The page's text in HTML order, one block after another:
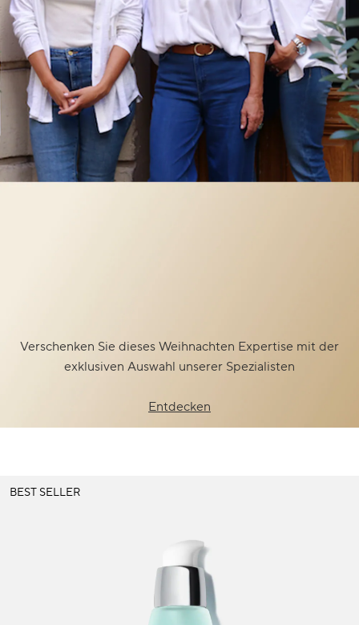
Verschenken Sie dieses Weihnachten Expertise mit der
exklusiven Auswahl unserer Spezialisten
Entdecken
BEST SELLER